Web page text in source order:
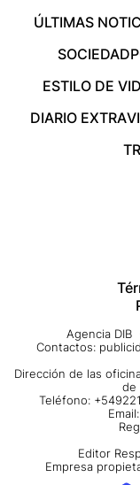
ÚLTIMAS
SOCIEDAD
ESTILO DE
DIARIO EXTRA
Agencia DIB
Contactos:
Dirección de las
de
Teléfono:
Email:
Editor
Empresa